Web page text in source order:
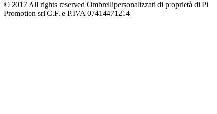
© 2017 All rights reserved Ombrellipersonalizzati di proprietà di Pi
Promotion srl C.F. e P.IVA 07414471214